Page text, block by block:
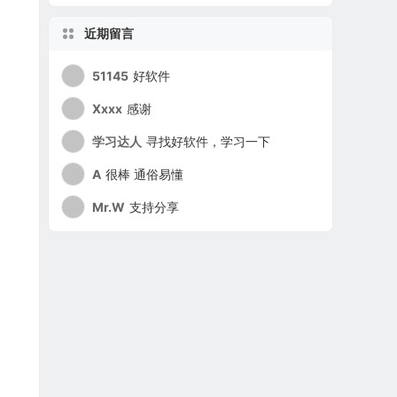
近期留言
51145 好软件
Xxxx 感谢
学习达人 寻找好软件，学习一下
A 很棒 通俗易懂
Mr.W 支持分享